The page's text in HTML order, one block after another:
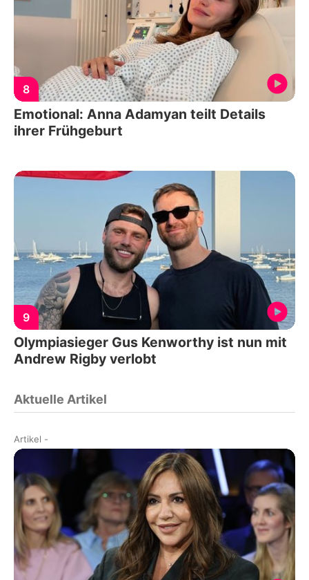
8
Emotional: Anna Adamyan teilt Details
ihrer Frühgeburt
9
Olympiasieger Gus Kenworthy ist nun mit
Andrew Rigby verlobt
Aktuelle Artikel
Artikel -